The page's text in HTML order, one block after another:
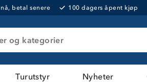
betal senere 100 dagers åpent kjøp
og kategorier
Turutstyr Nyheter